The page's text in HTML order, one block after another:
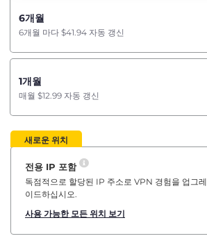
6개월
6개월 마다 $41.94 자동 갱신
1개월
매월 $12.99 자동 갱신
새로운 위치
전용 IP 포함
독점적으로 할당된 IP 주소로 VPN 경험을 업그레
이드하십시오.
사용 가능한 모든 위치 보기